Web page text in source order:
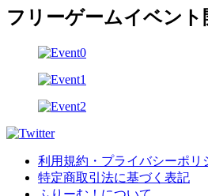
フリーゲームイベント
利用規約・プライバシーポリ
特定商取引法に基づく表記